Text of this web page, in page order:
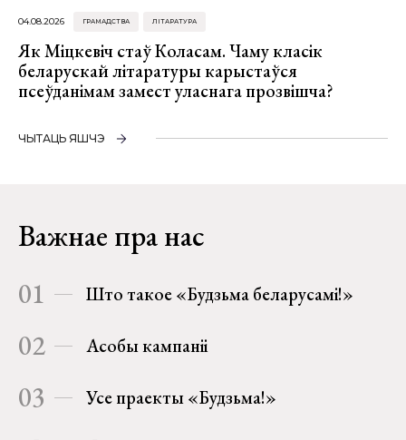
04.08.2026 ГРАМАДСТВА ЛІТАРАТУРА
Як Міцкевіч стаў Коласам. Чаму класік
беларускай літаратуры карыстаўся
псеўданімам замест уласнага прозвішча?
ЧЫТАЦЬ ЯШЧЭ
Важнае пра нас
01 Што такое «Будзьма беларусамі!»
02 Асобы кампаніі
03 Усе праекты «Будзьма!»